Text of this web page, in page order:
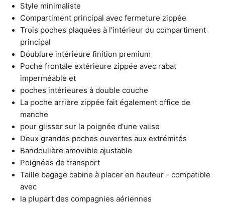
Style minimaliste
Compartiment principal avec fermeture zippée
Trois poches plaquées à l'intérieur du compartiment
principal
Doublure intérieure finition premium
Poche frontale extérieure zippée avec rabat
imperméable et
poches intérieures à double couche
La poche arrière zippée fait également office de
manche
pour glisser sur la poignée d'une valise
Deux grandes poches ouvertes aux extrémités
Bandoulière amovible ajustable
Poignées de transport
Taille bagage cabine à placer en hauteur - compatible
avec
la plupart des compagnies aériennes